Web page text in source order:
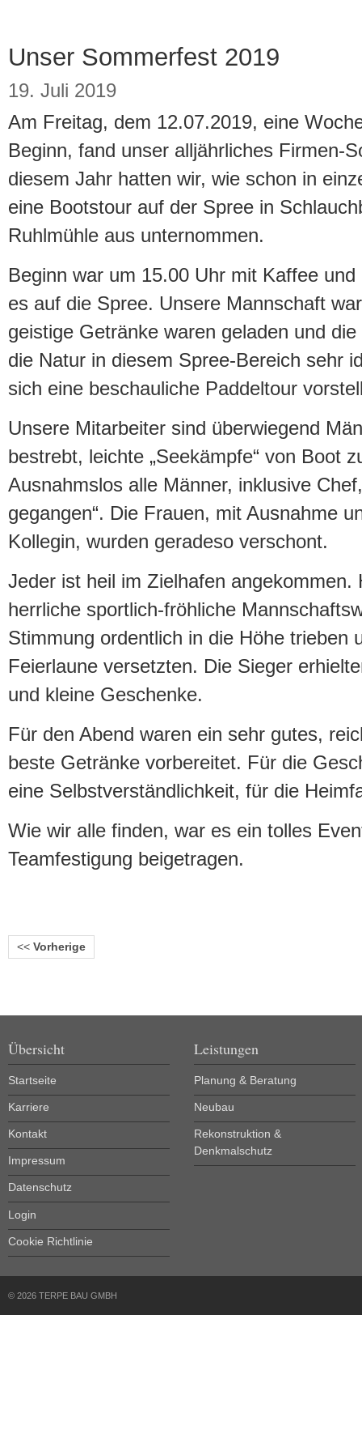
Unser Sommerfest 2019
19. Juli 2019
Am Freitag, dem 12.07.2019, eine
Beginn, fand unser alljährliches Firmen-
diesem Jahr hatten wir, wie schon in
eine Bootstour auf der Spree in
Ruhlmühle aus unternommen.
Beginn war um 15.00 Uhr mit Kaffee
es auf die Spree. Unsere Mannschaft
geistige Getränke waren geladen und
die Natur in diesem Spree-Bereich sehr
sich eine beschauliche Paddeltour
Unsere Mitarbeiter sind überwiegend
bestrebt, leichte „Seekämpfe“ von Boot
Ausnahmslos alle Männer, inklusive
gegangen“. Die Frauen, mit Ausnahme
Kollegin, wurden geradeso verschont.
Jeder ist heil im Zielhafen angekommen.
herrliche sportlich-fröhliche
Stimmung ordentlich in die Höhe trieben
Feierlaune versetzten. Die Sieger
und kleine Geschenke.
Für den Abend waren ein sehr gutes,
beste Getränke vorbereitet. Für die
eine Selbstverständlichkeit, für die
Wie wir alle finden, war es ein tolles
Teamfestigung beigetragen.
<< Vorherige
Übersicht
Startseite
Karriere
Kontakt
Impressum
Datenschutz
Login
Cookie Richtlinie
Leistungen
Planung & Beratung
Neubau
Rekonstruktion &
Denkmalschutz
© 2026 TERPE BAU GMBH